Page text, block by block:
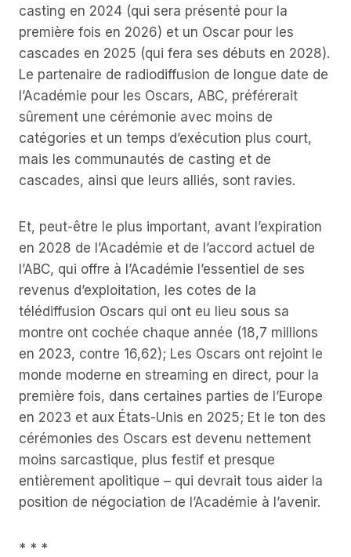
casting en 2024 (qui sera présenté pour la
première fois en 2026) et un Oscar pour les
cascades en 2025 (qui fera ses débuts en 2028).
Le partenaire de radiodiffusion de longue date de
l’Académie pour les Oscars, ABC, préférerait
sûrement une cérémonie avec moins de
catégories et un temps d’exécution plus court,
mais les communautés de casting et de
cascades, ainsi que leurs alliés, sont ravies.
Et, peut-être le plus important, avant l’expiration
en 2028 de l’Académie et de l’accord actuel de
l’ABC, qui offre à l’Académie l’essentiel de ses
revenus d’exploitation, les cotes de la
télédiffusion Oscars qui ont eu lieu sous sa
montre ont cochée chaque année (18,7 millions
en 2023, contre 16,62); Les Oscars ont rejoint le
monde moderne en streaming en direct, pour la
première fois, dans certaines parties de l’Europe
en 2023 et aux États-Unis en 2025; Et le ton des
cérémonies des Oscars est devenu nettement
moins sarcastique, plus festif et presque
entièrement apolitique – qui devrait tous aider la
position de négociation de l’Académie à l’avenir.
* * *